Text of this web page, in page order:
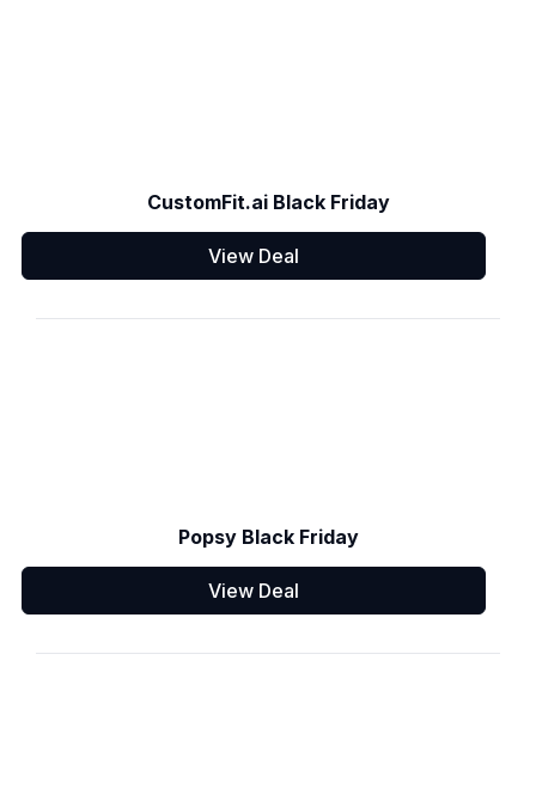
CustomFit.ai Black Friday
View Deal
Popsy Black Friday
View Deal